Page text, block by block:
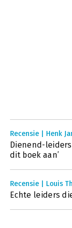
Recensie | Henk
Dienend-
dit boek aan’
Recensie | Louis
Echte leiders